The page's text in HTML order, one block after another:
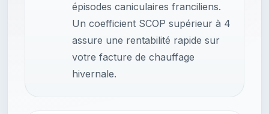
épisodes caniculaires franciliens.
Un coefficient SCOP supérieur à 4
assure une rentabilité rapide sur
votre facture de chauffage
hivernale.